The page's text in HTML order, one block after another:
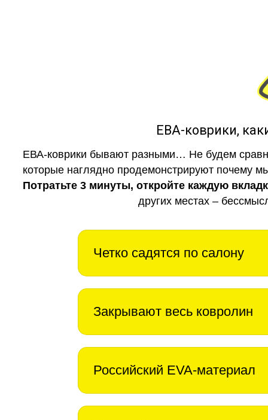
ЕВА-коврики,
ЕВА-коврики бывают разными… Не будем
которые наглядно продемонстрируют почему
Потратьте 3 минуты, откройте каждую
других местах –
Четко садятся по салону
Закрывают весь ковролин
Российский EVA-материал